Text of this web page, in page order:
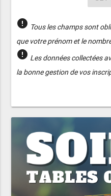
error Tous les champs sont
que votre prénom et le
error Les données collectées
la bonne gestion de vos